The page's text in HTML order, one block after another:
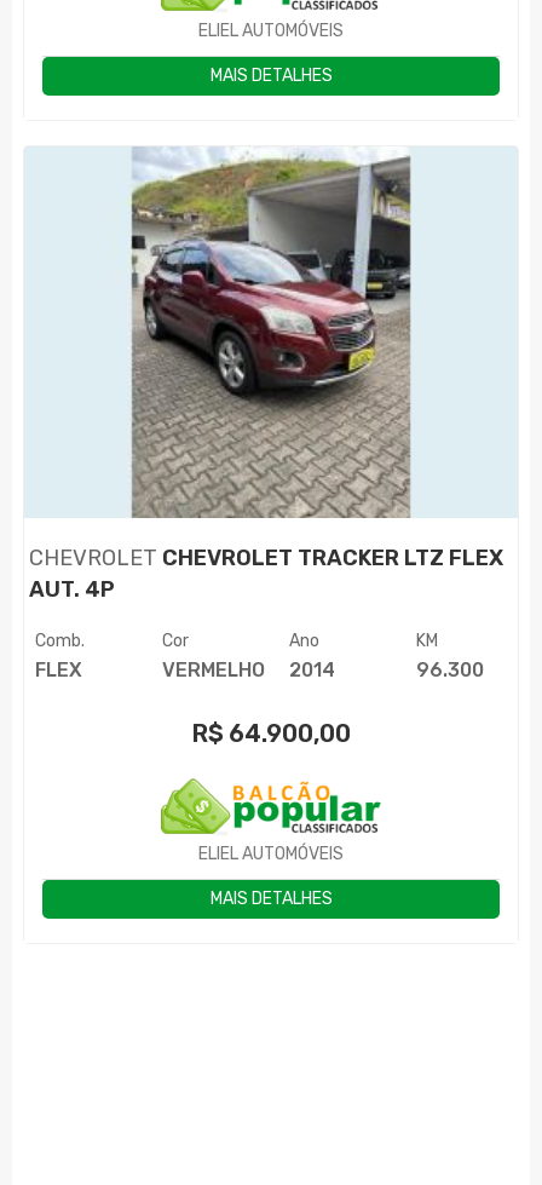
ELIEL AUTOMÓVEIS
MAIS DETALHES
CHEVROLET CHEVROLET TRACKER LTZ FLEX
AUT. 4P
Comb.
FLEX
Cor
VERMELHO
Ano
2014
KM
96.300
R$ 64.900,00
ELIEL AUTOMÓVEIS
MAIS DETALHES